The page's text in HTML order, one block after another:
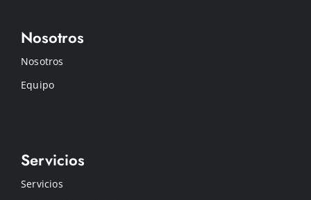
Nosotros
Nosotros
Equipo
Servicios
Servicios